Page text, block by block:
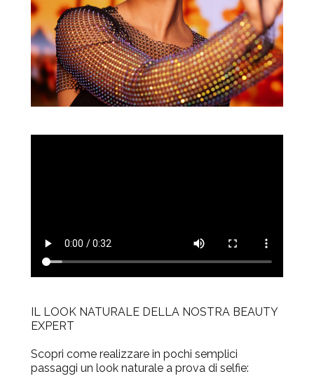
IL LOOK NATURALE DELLA NOSTRA BEAUTY
EXPERT
Scopri come realizzare in pochi semplici
passaggi un look naturale a prova di selfie: